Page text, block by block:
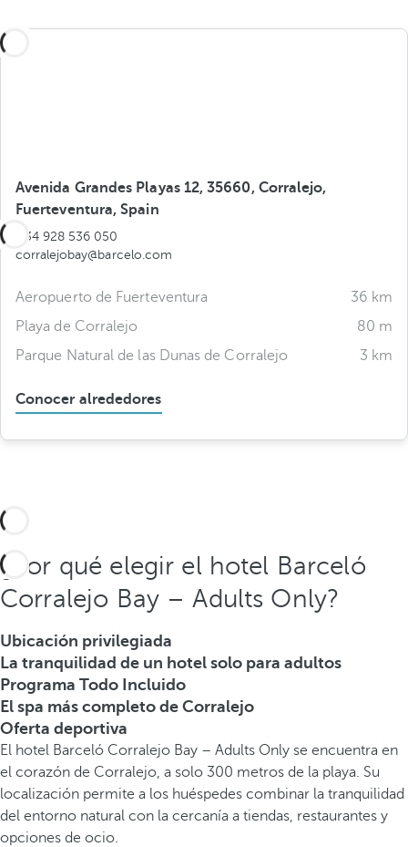
Avenida Grandes Playas 12, 35660, Corralejo,
Fuerteventura, Spain
+34 928 536 050
corralejobay@barcelo.com
Aeropuerto de Fuerteventura
36 km
Playa de Corralejo
80 m
Parque Natural de las Dunas de Corralejo
3 km
Conocer alrededores
¿Por qué elegir el hotel Barceló
Corralejo Bay – Adults Only?
Ubicación privilegiada
La tranquilidad de un hotel solo para adultos
Programa Todo Incluido
El spa más completo de Corralejo
Oferta deportiva
El hotel Barceló Corralejo Bay – Adults Only se encuentra en
el corazón de Corralejo, a solo 300 metros de la playa. Su
localización permite a los huéspedes combinar la tranquilidad
del entorno natural con la cercanía a tiendas, restaurantes y
opciones de ocio.